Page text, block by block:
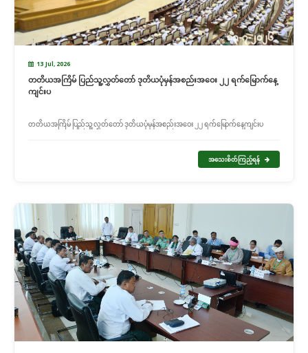
13 Jul, 2026
တတိယအကြိမ် ပြည်သူ့လွှတ်တော် ဒုတိယပုံမှန်အစည်းအဝေး ၂၂ ရက်မြောက်နေ့
ကျင်းပ
တတိယအကြိမ် ပြည်သူ့လွှတ်တော် ဒုတိယပုံမှန်အစည်းအဝေး ၂၂ ရက်မြောက်နေ့ကျင်းပ
အသေးစိတ်ကြည့်ရန်